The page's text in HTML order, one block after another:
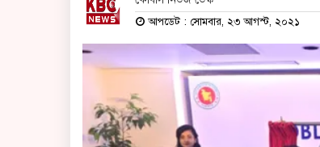
আপডেট : সোমবার, ২৩ আগস্ট, ২০২১